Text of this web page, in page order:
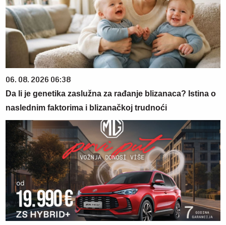
06. 08. 2026 06:38
Da li je genetika zaslužna za rađanje blizanaca? Istina o
naslednim faktorima i blizanačkoj trudnoći